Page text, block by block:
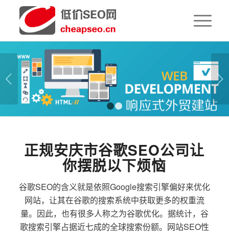
下一页
1 2
正规安庆市谷歌SEO公司让
你摆脱以下烦恼
谷歌SEO的含义就是依照Google搜索引擎偏好来优化
网站，让其在谷歌的搜索系统中获取更多的权重流
量。因此，也有很多人称之为谷歌优化。据统计，谷
歌搜索引擎占据近七成的全球搜索份额。网站SEO性